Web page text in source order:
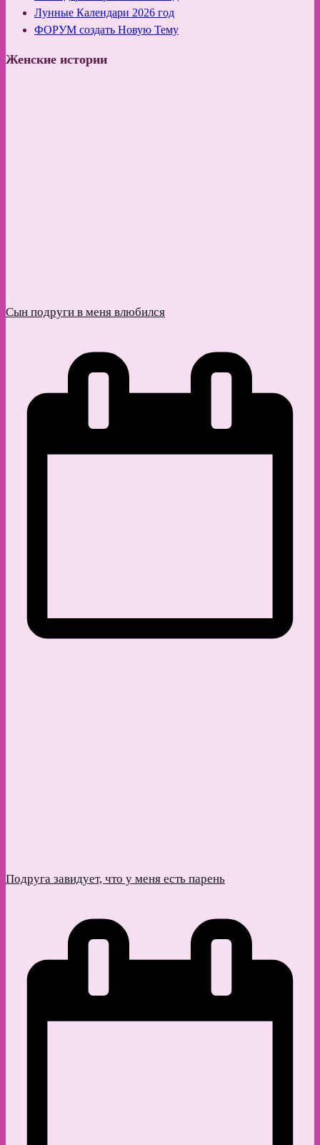
Лунные Календари 2026 год
ФОРУМ создать Новую Тему
Женские истории
Сын подруги в меня влюбился
Подруга завидует, что у меня есть парень